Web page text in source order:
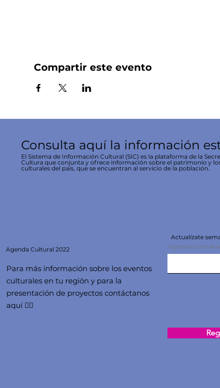
Compartir este evento
Consulta aquí la información
El Sistema de Información Cultural (SIC) es la plataforma de la
Cultura que conjunta y ofrece información sobre el patrimonio y
culturales del país, que se encuentran al servicio de la población.
Agenda Cultural 2022
Para más información sobre los eventos
culturales en tu región y para la
presentación de proyectos contáctanos
aquí 👇🏻
Actualízate
Ingresa tu email